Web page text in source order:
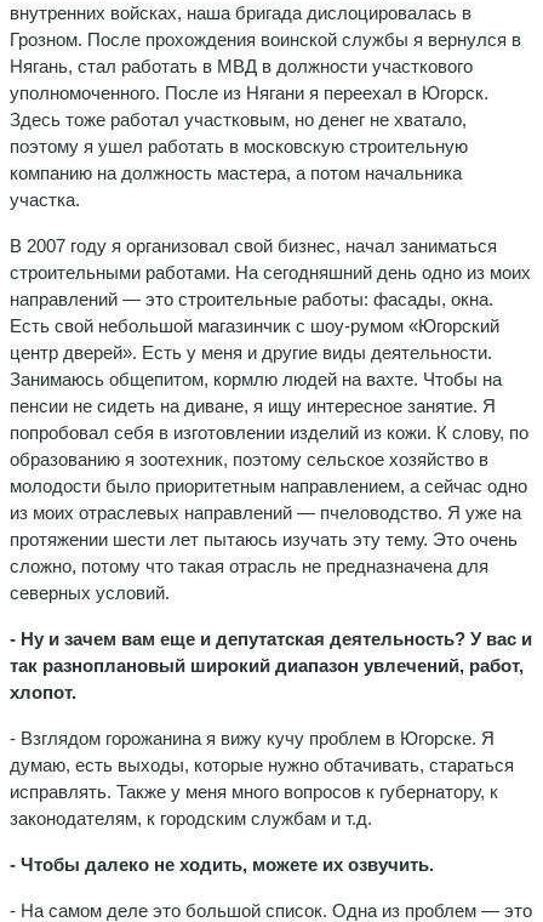
внутренних войсках, наша бригада дислоцировалась в
Грозном. После прохождения воинской службы я вернулся в
Нягань, стал работать в МВД в должности участкового
уполномоченного. После из Нягани я переехал в Югорск.
Здесь тоже работал участковым, но денег не хватало,
поэтому я ушел работать в московскую строительную
компанию на должность мастера, а потом начальника
участка.
В 2007 году я организовал свой бизнес, начал заниматься
строительными работами. На сегодняшний день одно из моих
направлений — это строительные работы: фасады, окна.
Есть свой небольшой магазинчик с шоу-румом «Югорский
центр дверей». Есть у меня и другие виды деятельности.
Занимаюсь общепитом, кормлю людей на вахте. Чтобы на
пенсии не сидеть на диване, я ищу интересное занятие. Я
попробовал себя в изготовлении изделий из кожи. К слову, по
образованию я зоотехник, поэтому сельское хозяйство в
молодости было приоритетным направлением, а сейчас одно
из моих отраслевых направлений — пчеловодство. Я уже на
протяжении шести лет пытаюсь изучать эту тему. Это очень
сложно, потому что такая отрасль не предназначена для
северных условий.
- Ну и зачем вам еще и депутатская деятельность? У вас и
так разноплановый широкий диапазон увлечений, работ,
хлопот.
- Взглядом горожанина я вижу кучу проблем в Югорске. Я
думаю, есть выходы, которые нужно обтачивать, стараться
исправлять. Также у меня много вопросов к губернатору, к
законодателям, к городским службам и т.д.
- Чтобы далеко не ходить, можете их озвучить.
- На самом деле это большой список. Одна из проблем — это